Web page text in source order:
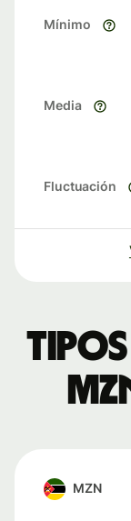
Mínimo
Media
Fluctuación
MZN